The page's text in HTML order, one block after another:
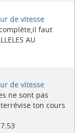
de vitesse
faut
AU
de vitesse
ne sont pas
ton cours